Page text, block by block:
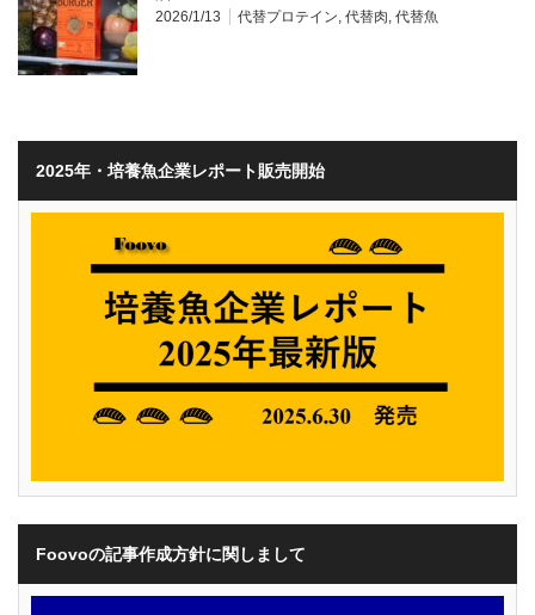
2026/1/13 代替プロテイン, 代替肉, 代替魚
2025年・培養魚企業レポート販売開始
Foovoの記事作成方針に関しまして